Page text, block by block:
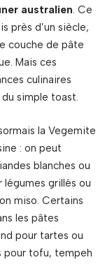
australien. Ce
près d’un siècle,
couche de pâte
Mais ces
culinaires
simple toast.
la Vegemite
: on peut
blanches ou
grillés ou
miso. Certains
les pâtes
pour tartes ou
pour tofu, tempeh